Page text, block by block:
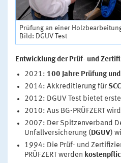
Prüfung an einer
Bild: DGUV Test
Entwicklung der Prüf- und
2021: 100 Jahre Prüfung
2014: Akkreditierung für SCC
2012: DGUV Test bietet erste
2010: Aus BG-PRÜFZERT wird
2007: Der Spitzenverband
Unfallversicherung (DGUV)
1994: Die Prüf- und
PRÜFZERT werden